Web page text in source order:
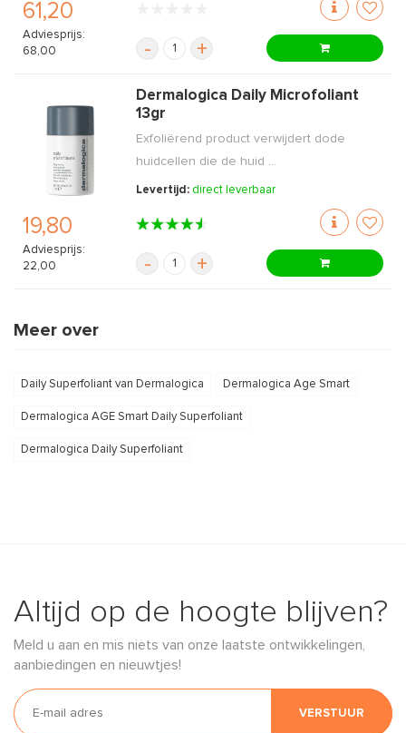
61,20
Adviesprijs:
68,00
- +
19,80
Adviesprijs:
22,00
Dermalogica Daily Microfoliant
13gr
Exfoliërend product verwijdert dode
huidcellen die de huid ...
Levertijd: direct leverbaar
- +
Meer over
Daily Superfoliant van Dermalogica Dermalogica Age Smart
Dermalogica AGE Smart Daily Superfoliant
Dermalogica Daily Superfoliant
Altijd op de hoogte blijven?
Meld u aan en mis niets van onze laatste ontwikkelingen,
aanbiedingen en nieuwtjes!
VERSTUUR